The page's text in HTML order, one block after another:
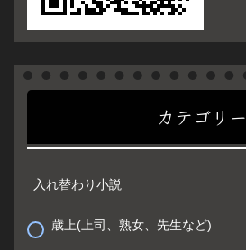
カテゴリー
入れ替わり小説
歳上(上司、熟女、先生など)